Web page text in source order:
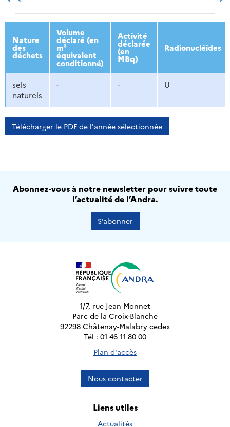
2013 2014 2015 2016
Nature
des
déchets
Volume
déclaré (en
m³
équivalent
conditionné)
Activité
déclarée
(en
MBq)
Radionucléides
sels
naturels
- - U
Télécharger le PDF de l'année sélectionnée
Abonnez-vous à notre newsletter pour suivre toute
l’actualité de l’Andra.
S’abonner
1/7, rue Jean Monnet
Parc de la Croix-Blanche
92298 Châtenay-Malabry cedex
Tél : 01 46 11 80 00
Plan d'accès
Nous contacter
Liens utiles
Actualités